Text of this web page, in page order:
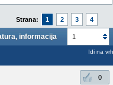
Strana: 1 2 3 4
1
informacija
Idi na vrh
0